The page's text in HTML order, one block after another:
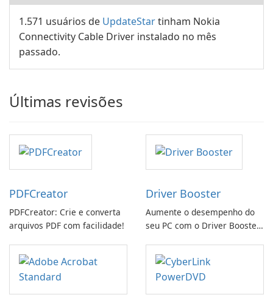
1.571 usuários de UpdateStartinham Nokia
Connectivity Cable Driver instalado no mês
passado.
Últimas revisões
PDFCreator
PDFCreator: Crie e converta
arquivos PDF com facilidade!
Driver Booster
Aumente o desempenho do
seu PC com o Driver Booster